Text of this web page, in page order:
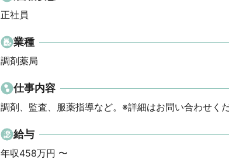
正社員
業種
調剤薬局
仕事内容
調剤、監査、服薬指導など。※詳細はお問い合わせく
給与
年収458万円 〜